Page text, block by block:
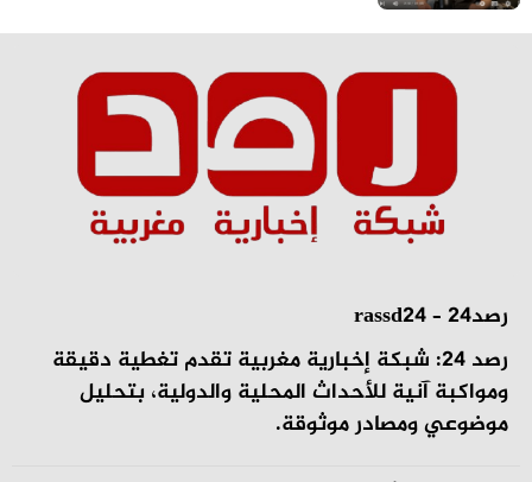
رصد24 – rassd24
رصد 24: شبكة إخبارية مغربية تقدم تغطية دقيقة
ومواكبة آنية للأحداث المحلية والدولية، بتحليل
موضوعي ومصادر موثوقة.